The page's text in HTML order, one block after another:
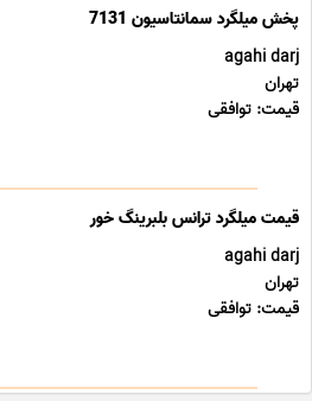
agahi darj
تهران
قیمت: توافقی
agahi darj
تهران
قیمت: توافقی